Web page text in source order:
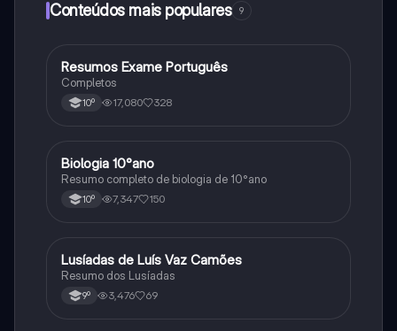
Conteúdos mais populares 9
Português
Resumos Exame Português
Completos
10º 17,080 328
Biologia
Biologia 10°ano
Resumo completo de biologia de 10°ano
10º 7,347 150
Português
Lusíadas de Luís Vaz Camões
Resumo dos Lusíadas
9º 3,476 69